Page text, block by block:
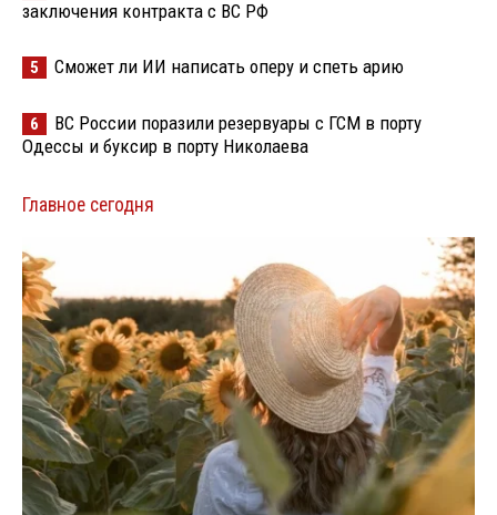
заключения контракта с ВС РФ
5 Сможет ли ИИ написать оперу и спеть арию
6
ВС России поразили резервуары с ГСМ в порту
Одессы и буксир в порту Николаева
Главное сегодня